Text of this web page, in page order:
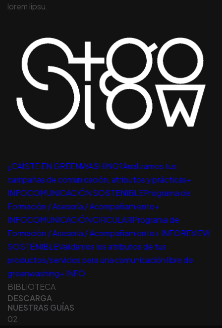
lorem lipsu.
¿CAÍSTE EN GREENWASHING?Analizamos tus
campañas de comunicación, atributos y prácticas+
INFOCOMUNICACIÓN SOSTENIBLEPrograma de
Formación / Asesoría / Acompañamiento+
INFOCOMUNICACIÓN CIRCULARPrograma de
Formación / Asesoría / Acompañamiento+ INFOREVIEW
SOSTENIBLEValidamos los atributos de tus
productos/servicios para una comunicación libre de
greenwashing+ INFO
BIBLIOTECA
DESCARGA
NUESTRAS GUÍAS
02